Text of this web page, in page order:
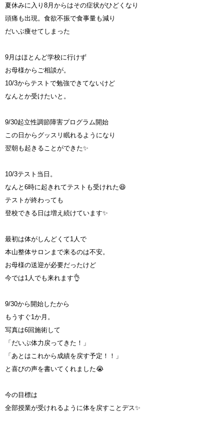
夏休みに入り8月からはその症状がひどくなり
頭痛も出現。食欲不振で食事量も減り
だいぶ痩せてしまった
9月はほとんど学校に行けず
お母様からご相談が。
10/3からテストで勉強できてないけど
なんとか受けたいと。
9/30起立性調節障害プログラム開始
この日からグッスリ眠れるようになり
翌朝も起きることができた✨
10/3テスト当日。
なんと6時に起きれてテストも受けれた😆
テストが終わっても
登校できる日は増え続けています✨
最初は体がしんどくて1人で
本山整体サロンまで来るのは不安。
お母様の送迎が必要だったけど
今では1人でも来れます👌
9/30から開始したから
もうすぐ1か月。
写真は6回施術して
「だいぶ体力戻ってきた！」
「あとはこれから成績を戻す予定！！」
と喜びの声を書いてくれました😭
今の目標は
全部授業が受けれるように体を戻すことデス✨